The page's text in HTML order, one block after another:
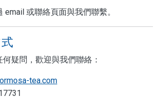
email 或聯絡頁面與我們聯繫。
疑問，歡迎與我們聯絡：
tea.com